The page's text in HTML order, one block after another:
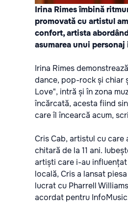
Irina Rimes îmbină
promovată cu artistul
confort, artista
asumarea unui
Irina Rimes
dance, pop-rock și chiar
Love", intră și în zona
încărcată, acesta fiind
care îl încearcă acum,
Cris Cab, artistul cu care
chitară de la 11 ani.
artiști care i-au influențat
locală, Cris a lansat
lucrat cu Pharrell
acordat pentru